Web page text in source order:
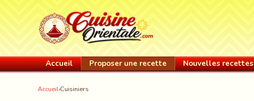
Accueil Proposer une recette Nouvelles recettes
Accueil›Cuisiniers